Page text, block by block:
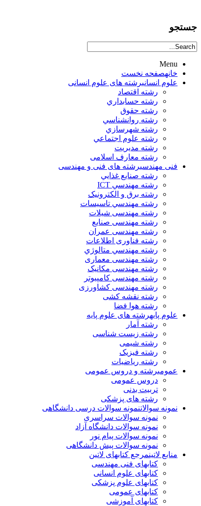
جستجو
Menu
خانهصفحه نخست
علوم انسانيرشته های علوم انسانی
رشته اقتصاد
رشته حسابداري
رشته حقوق
رشته روانشناسي
رشته شهرسازي
رشته علوم اجتماعي
رشته مديريت
رشته معارف اسلامی
فنی مهندسیرشته های فنی و مهندسی
رشته صنايع غذايي
رشته مهندسي ICT
رشته برق و الکترونيک
رشته مهندسي تاسيسات
رشته مهندسی شیلات
رشته مهندسی صنایع
رشته مهندسی عمران
رشته فناوری اطلاعات
رشته مهندسي متالوژي
رشته مهندسی معماری
رشته مهندسی مکانیک
رشته مهندسی کامپیوتر
رشته مهندسی کشاورزی
رشته نقشه کشی
رشته هوا فضا
علوم پایهرشته های علوم پایه
رشته آمار
رشته زیست شناسی
رشته شیمی
رشته فیزیک
رشته ریاضیات
عمومیرشته و دروس عمومی
دروس عمومی
تربیت بدنی
رشته های پزشکی
نمونه سوالاتنمونه سوالات درسی دانشگاهی
نمونه سوالات سراسری
نمونه سوالات دانشگاه آزاد
نمونه سوالات پیام نور
نمونه سوالات پیش دانشگاهی
منابع لاتینمرجع کتابهای لاتین
کتابهای فنی مهندسی
کتابهای علوم انسانی
کتابهای علوم پزشکی
کتابهای عمومی
کتابهای آموزشی